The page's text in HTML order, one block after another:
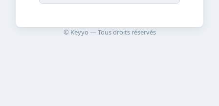
© Keyyo — Tous droits réservés